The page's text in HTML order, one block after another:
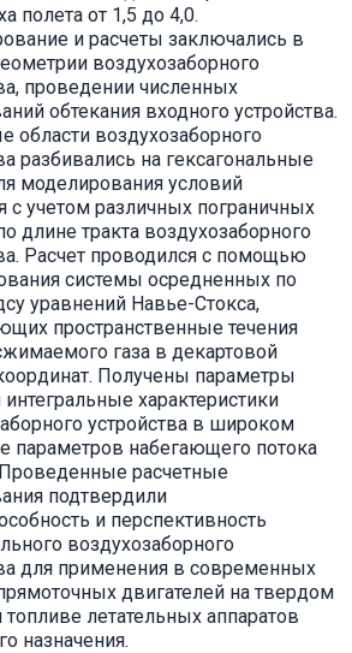
полета от 1,5 до 4,0.
и расчеты заключались в
воздухозаборного
проведении численных
обтекания входного устройства.
области воздухозаборного
разбивались на гексагональные
моделирования условий
с учетом различных пограничных
длине тракта воздухозаборного
Расчет проводился с помощью
системы осредненных по
уравнений Навье-Стокса,
пространственные течения
газа в декартовой
Получены параметры
интегральные характеристики
устройства в широком
параметров набегающего потока
расчетные
подтвердили
и перспективность
воздухозаборного
для применения в современных
двигателей на твердом
летательных аппаратов
назначения.